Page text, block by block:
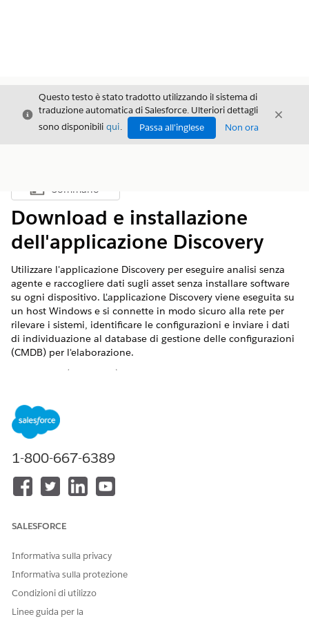
Chiudi
Questo testo è stato tradotto utilizzando il sistema di
traduzione automatica di Salesforce. Ulteriori dettagli
sono disponibili qui. Passa all'inglese Non ora
Chiudi
Mostra sommario
Sommario
Download e installazione
dell'applicazione Discovery
Utilizzare l'applicazione Discovery per eseguire analisi senza
agente e raccogliere dati sugli asset senza installare software
su ogni dispositivo. L'applicazione Discovery viene eseguita su
un host Windows e si connette in modo sicuro alla rete per
rilevare i sistemi, identificare le configurazioni e inviare i dati
di individuazione al database di gestione delle configurazioni
(CMDB) per l'elaborazione.
VERSIONI (EDITION) RICHIESTE
Disponibile nelle versioni: Lightning Experience
Disponibile in:
Discovery.
AUTORIZZAZIONI UTENTE NECESSARIE
Discovery
Dal Programma di avvio app, trovare e selezionare
e Service Graph
Dal riquadro di navigazione, selezionare
e quindiDiscovery
Fare clic suScarica applicazione
1-800-667-6389
SALESFORCE
Informativa sulla privacy
Informativa sulla protezione
Condizioni di utilizzo
Linee guida per la